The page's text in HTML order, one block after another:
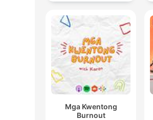
Mga Kwentong
Burnout